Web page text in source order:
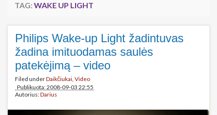
TAG: WAKE UP LIGHT
Philips Wake-up Light žadintuvas
žadina imituodamas saulės
patekėjimą – video
Filed underDaikčiukai, Video
Publikuota: 2008-09-03 22:55
Autorius:Darius